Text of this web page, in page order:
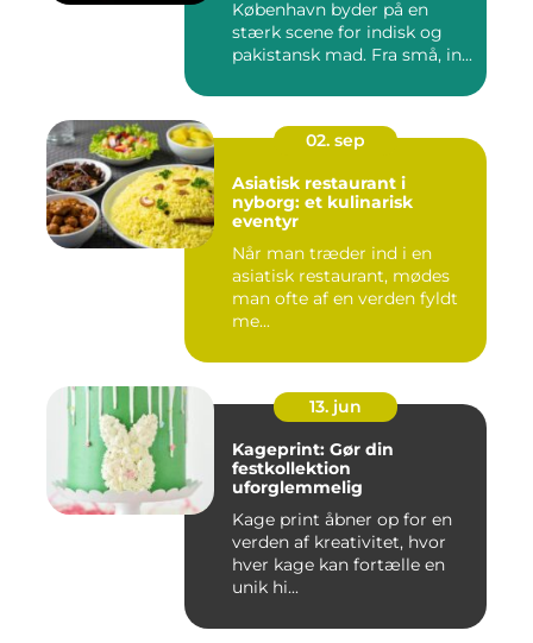
København byder på en
stærk scene for indisk og
pakistansk mad. Fra små, in...
02. sep
Asiatisk restaurant i
nyborg: et kulinarisk
eventyr
Når man træder ind i en
asiatisk restaurant, mødes
man ofte af en verden fyldt
me...
13. jun
Kageprint: Gør din
festkollektion
uforglemmelig
Kage print åbner op for en
verden af kreativitet, hvor
hver kage kan fortælle en
unik hi...